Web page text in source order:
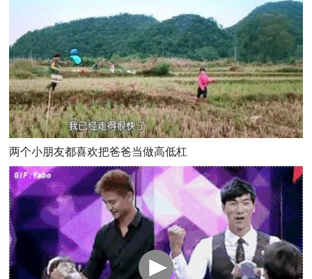
两个小朋友都喜欢把爸爸当做高低杠